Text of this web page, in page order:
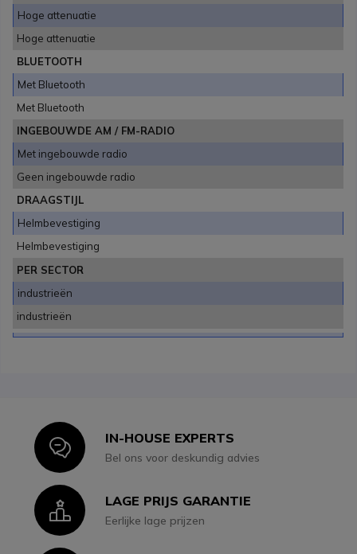
Hoge attenuatie
Hoge attenuatie
BLUETOOTH
Met Bluetooth
Met Bluetooth
INGEBOUWDE AM / FM-RADIO
Met ingebouwde radio
Geen ingebouwde radio
DRAAGSTIJL
Helmbevestiging
Helmbevestiging
PER SECTOR
industrieën
industrieën
IconIN-HOUSE EXPERTS
Bel ons voor deskundig advies
IconLAGE PRIJS GARANTIE
Eerlijke lage prijzen